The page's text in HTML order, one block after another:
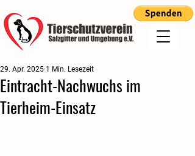
Eintracht-Nachwuchs im
Tierheim-Einsatz
29. Apr. 2025 1 Min. Lesezeit